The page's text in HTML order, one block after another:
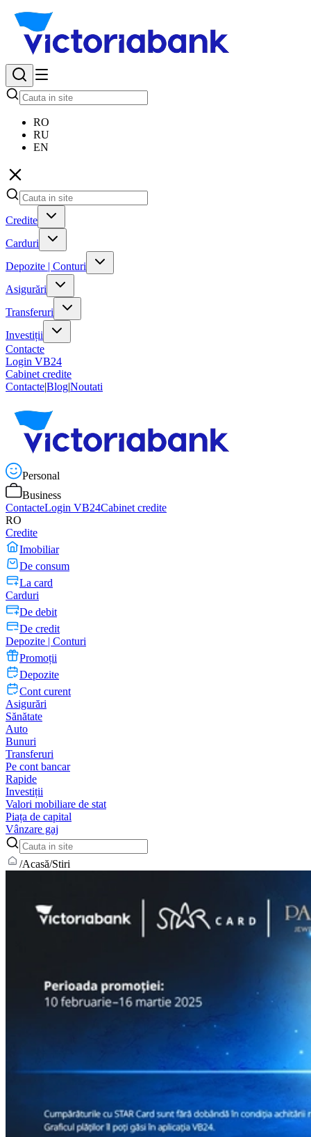
RO
RU
EN
Credite
Carduri
Depozite | Conturi
Asigurări
Transferuri
Investiții
Contacte
Login VB24
Cabinet credite
Contacte|Blog|Noutati
Personal
Business
ContacteLogin VB24Cabinet credite
RO
Credite
Imobiliar
De consum
La card
Carduri
De debit
De credit
Depozite | Conturi
Promoții
Depozite
Cont curent
Asigurări
Sănătate
Auto
Bunuri
Transferuri
Pe cont bancar
Rapide
Investiții
Valori mobiliare de stat
Piața de capital
Vânzare gaj
/Acasă/Stiri